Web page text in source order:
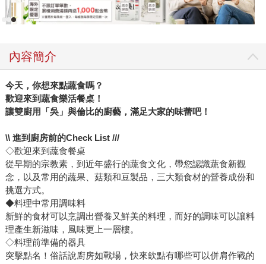
內容簡介
今天，你想來點蔬食嗎？
歡迎來到蔬食樂活餐桌！
讓雙廚用「吳」與倫比的廚藝，滿足大家的味蕾吧！
\\ 進到廚房前的Check List ///
◇歡迎來到蔬食餐桌
從早期的宗教素，到近年盛行的蔬食文化，帶您認識蔬食新觀
念，以及常用的蔬果、菇類和豆製品，三大類食材的營養成份和
挑選方式。
◆料理中常用調味料
新鮮的食材可以烹調出營養又鮮美的料理，而好的調味可以讓料
理產生新滋味，風味更上一層樓。
◇料理前準備的器具
突擊點名！俗話說廚房如戰場，快來欽點有哪些可以併肩作戰的